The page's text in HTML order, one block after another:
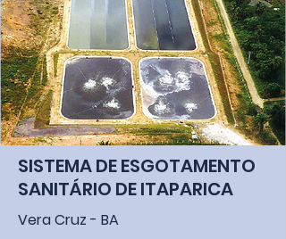
SISTEMA DE ESGOTAMENTO
SANITÁRIO DE ITAPARICA
Vera Cruz - BA